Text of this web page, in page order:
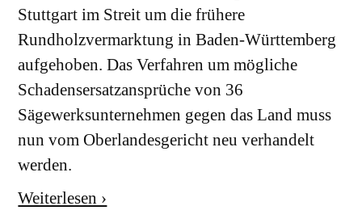
Stuttgart im Streit um die frühere
Rundholzvermarktung in Baden-Württemberg
aufgehoben. Das Verfahren um mögliche
Schadensersatzansprüche von 36
Sägewerksunternehmen gegen das Land muss
nun vom Oberlandesgericht neu verhandelt
werden.
Weiterlesen ›